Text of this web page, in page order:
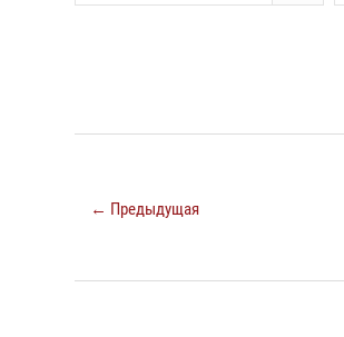
← Предыдущая